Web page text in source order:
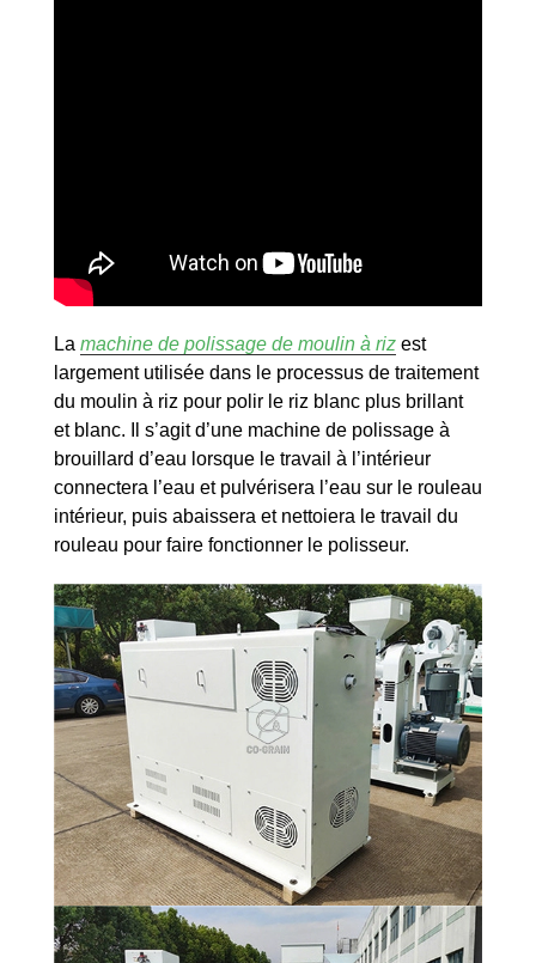
La machine de polissage de moulin à rizest
largement utilisée dans le processus de traitement
du moulin à riz pour polir le riz blanc plus brillant
et blanc. Il s’agit d’une machine de polissage à
brouillard d’eau lorsque le travail à l’intérieur
connectera l’eau et pulvérisera l’eau sur le rouleau
intérieur, puis abaissera et nettoiera le travail du
rouleau pour faire fonctionner le polisseur.